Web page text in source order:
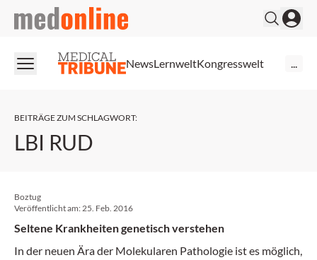
medonline
NewsLernweltKongresswelt
BEITRÄGE ZUM SCHLAGWORT:
LBI RUD
Boztug
Veröffentlicht am:25. Feb. 2016
Seltene Krankheiten genetisch verstehen
In der neuen Ära der Molekularen Pathologie ist es möglich,